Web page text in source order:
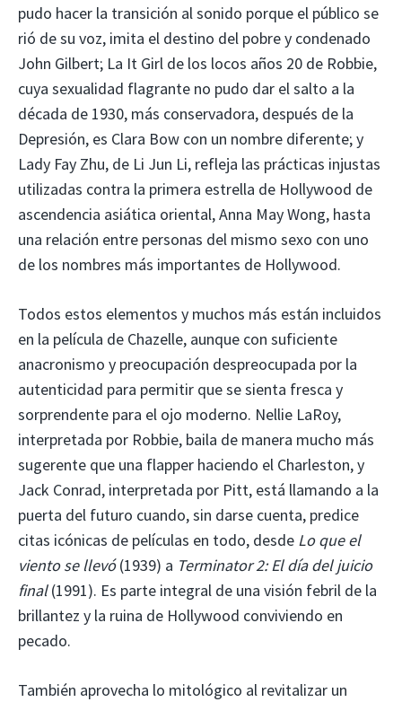
pudo hacer la transición al sonido porque el público se
rió de su voz, imita el destino del pobre y condenado
John Gilbert; La It Girl de los locos años 20 de Robbie,
cuya sexualidad flagrante no pudo dar el salto a la
década de 1930, más conservadora, después de la
Depresión, es Clara Bow con un nombre diferente; y
Lady Fay Zhu, de Li Jun Li, refleja las prácticas injustas
utilizadas contra la primera estrella de Hollywood de
ascendencia asiática oriental, Anna May Wong, hasta
una relación entre personas del mismo sexo con uno
de los nombres más importantes de Hollywood.
Todos estos elementos y muchos más están incluidos
en la película de Chazelle, aunque con suficiente
anacronismo y preocupación despreocupada por la
autenticidad para permitir que se sienta fresca y
sorprendente para el ojo moderno. Nellie LaRoy,
interpretada por Robbie, baila de manera mucho más
sugerente que una flapper haciendo el Charleston, y
Jack Conrad, interpretada por Pitt, está llamando a la
puerta del futuro cuando, sin darse cuenta, predice
citas icónicas de películas en todo, desde Lo que el
viento se llevó(1939) a Terminator 2: El día del juicio
final(1991). Es parte integral de una visión febril de la
brillantez y la ruina de Hollywood conviviendo en
pecado.
También aprovecha lo mitológico al revitalizar un